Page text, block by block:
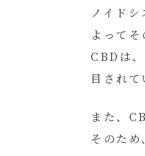
ノイド
よって
CBDは
目されて
また、
そのた